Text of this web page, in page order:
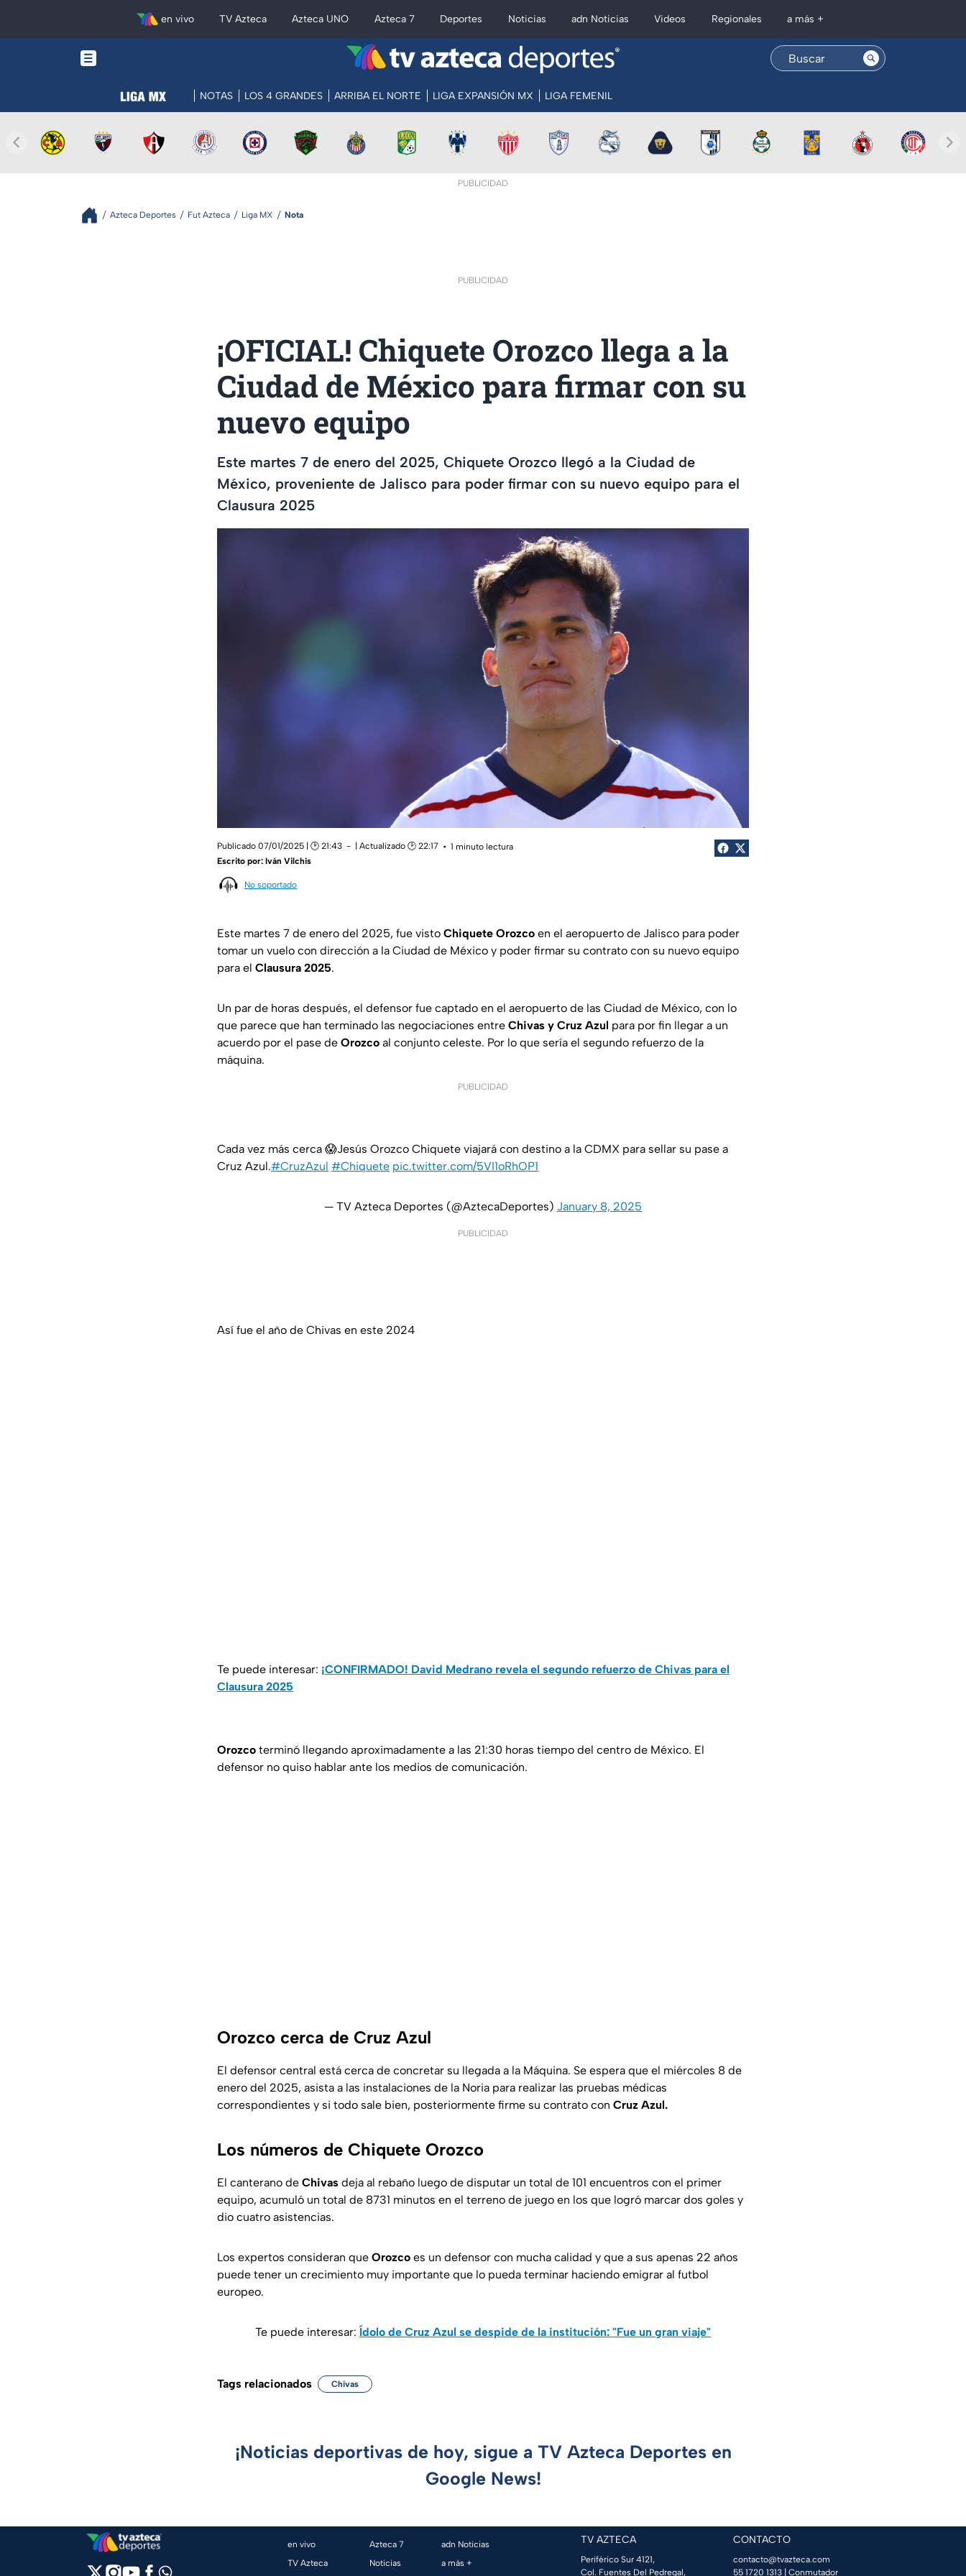
en vivo TV Azteca Azteca UNO Azteca 7 Deportes Noticias adn Noticias Videos Regionales a más +
NOTAS LOS 4 GRANDES ARRIBA EL NORTE LIGA EXPANSIÓN MX LIGA FEMENIL
PUBLICIDAD
Azteca Deportes Fut Azteca Liga MX Nota
PUBLICIDAD
¡OFICIAL! Chiquete Orozco llega a la
Ciudad de México para firmar con su
nuevo equipo
Este martes 7 de enero del 2025, Chiquete Orozco llegó a la Ciudad de
México, proveniente de Jalisco para poder firmar con su nuevo equipo para el
Clausura 2025
Publicado 07/01/2025 | 🕑 21:43 | Actualizado 🕑 22:17
1 minuto lectura
Escrito por: Iván Vilchis
No soportado
Este martes 7 de enero del 2025, fue visto Chiquete Orozco en el aeropuerto de Jalisco para poder
tomar un vuelo con dirección a la Ciudad de México y poder firmar su contrato con su nuevo equipo
para el Clausura 2025.
Un par de horas después, el defensor fue captado en el aeropuerto de las Ciudad de México, con lo
que parece que han terminado las negociaciones entre Chivas y Cruz Azul para por fin llegar a un
acuerdo por el pase de Orozco al conjunto celeste. Por lo que sería el segundo refuerzo de la
máquina.
PUBLICIDAD
Cada vez más cerca 😱Jesús Orozco Chiquete viajará con destino a la CDMX para sellar su pase a
Cruz Azul.#CruzAzul #Chiquete pic.twitter.com/5VI1oRhOP1
— TV Azteca Deportes (@AztecaDeportes) January 8, 2025
PUBLICIDAD
Así fue el año de Chivas en este 2024
Te puede interesar: ¡CONFIRMADO! David Medrano revela el segundo refuerzo de Chivas para el
Clausura 2025
Orozco terminó llegando aproximadamente a las 21:30 horas tiempo del centro de México. El
defensor no quiso hablar ante los medios de comunicación.
Orozco cerca de Cruz Azul
El defensor central está cerca de concretar su llegada a la Máquina. Se espera que el miércoles 8 de
enero del 2025, asista a las instalaciones de la Noria para realizar las pruebas médicas
correspondientes y si todo sale bien, posteriormente firme su contrato con Cruz Azul.
Los números de Chiquete Orozco
El canterano de Chivas deja al rebaño luego de disputar un total de 101 encuentros con el primer
equipo, acumuló un total de 8731 minutos en el terreno de juego en los que logró marcar dos goles y
dio cuatro asistencias.
Los expertos consideran que Orozco es un defensor con mucha calidad y que a sus apenas 22 años
puede tener un crecimiento muy importante que lo pueda terminar haciendo emigrar al futbol
europeo.
Te puede interesar: Ídolo de Cruz Azul se despide de la institución: "Fue un gran viaje"
Tags relacionados Chivas
¡Noticias deportivas de hoy, sigue a TV Azteca Deportes en
Google News!
en vivo
TV Azteca
Azteca 7
Noticias
adn Noticias
a más +
TV AZTECA
Periférico Sur 4121,
Col. Fuentes Del Pedregal,
CONTACTO
contacto@tvazteca.com
55 1720 1313 | Conmutador